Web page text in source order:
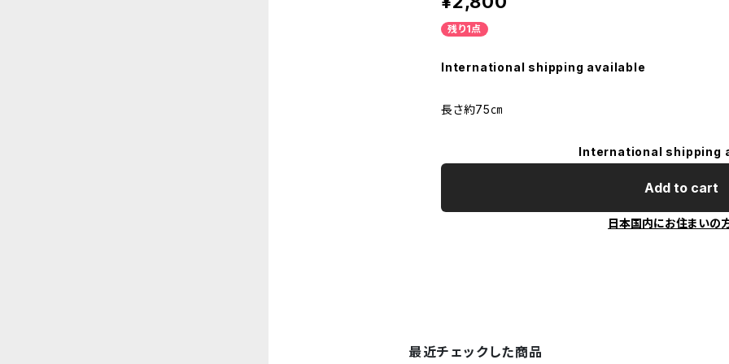
残り1点
International shipping available
長さ約75㎝
International shipping
Add to cart
日本国内にお住まいの
最近チェックした商品